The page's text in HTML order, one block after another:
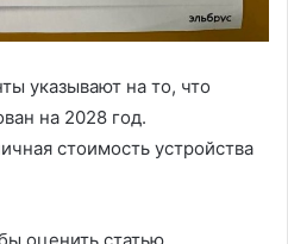
указывают на то, что
на 2028 год.
стоимость устройства